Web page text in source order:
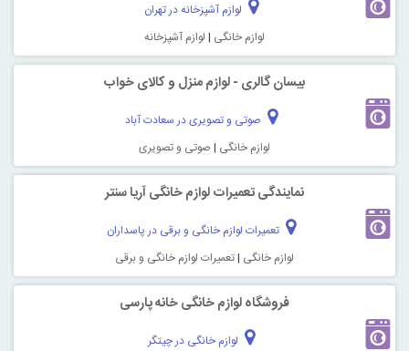
لوازم آشپزخانه در تهران
لوازم خانگی | لوازم آشپزخانه
بیسان گالری - لوازم منزل و کالای خواب
صوتی و تصویری در سعادت آباد
لوازم خانگی | صوتی و تصویری
نمایندگی تعمیرات لوازم خانگی آریا سنتر
تعمیرات لوازم خانگی و برقی در پاسداران
لوازم خانگی |تعمیرات لوازم خانگی و برقی
فروشگاه لوازم خانگی خانه پارسی
لوازم خانگی در چیتگر